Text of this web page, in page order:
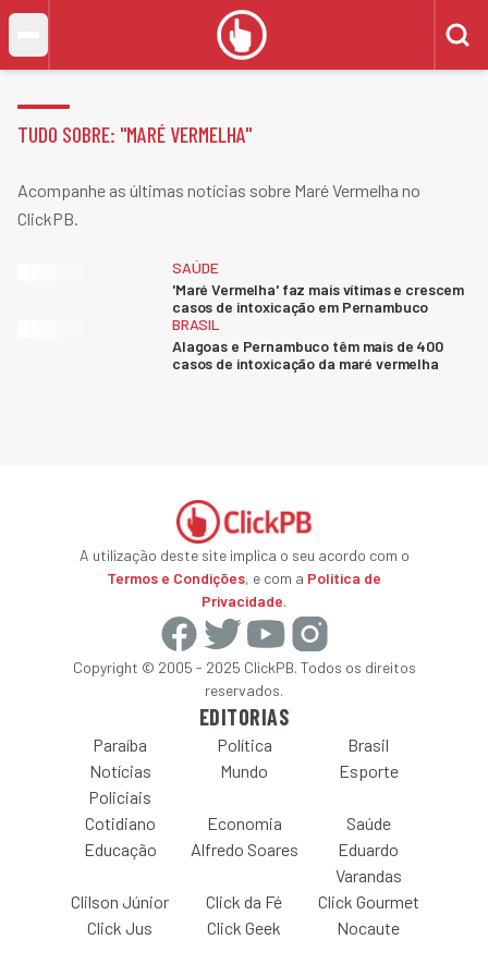
TUDO SOBRE: "MARÉ VERMELHA"
Acompanhe as últimas notícias sobre Maré Vermelha no
ClickPB.
SAÚDE
'Maré Vermelha' faz mais vítimas e crescem
casos de intoxicação em Pernambuco
BRASIL
Alagoas e Pernambuco têm mais de 400
casos de intoxicação da maré vermelha
A utilização deste site implica o seu acordo com o
Termos e Condições, e com a Política de
Privacidade.
Copyright © 2005 - 2025 ClickPB. Todos os direitos
reservados.
EDITORIAS
Paraíba Política
Brasil
Notícias
Policiais
Mundo Esporte
Cotidiano Economia
Saúde
Educação
Alfredo Soares
Eduardo
Varandas
Clilson Júnior
Click da Fé
Click Gourmet
Click Jus
Click Geek Nocaute